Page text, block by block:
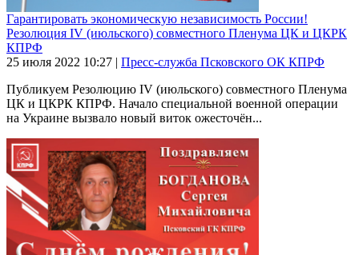
Гарантировать экономическую независимость России!
Резолюция IV (июльского) совместного Пленума ЦК и ЦКРК
КПРФ
25 июля 2022 10:27 | Пресс-служба Псковского ОК КПРФ
Публикуем Резолюцию IV (июльского) совместного Пленума
ЦК и ЦКРК КПРФ. Начало специальной военной операции
на Украине вызвало новый виток ожесточён...